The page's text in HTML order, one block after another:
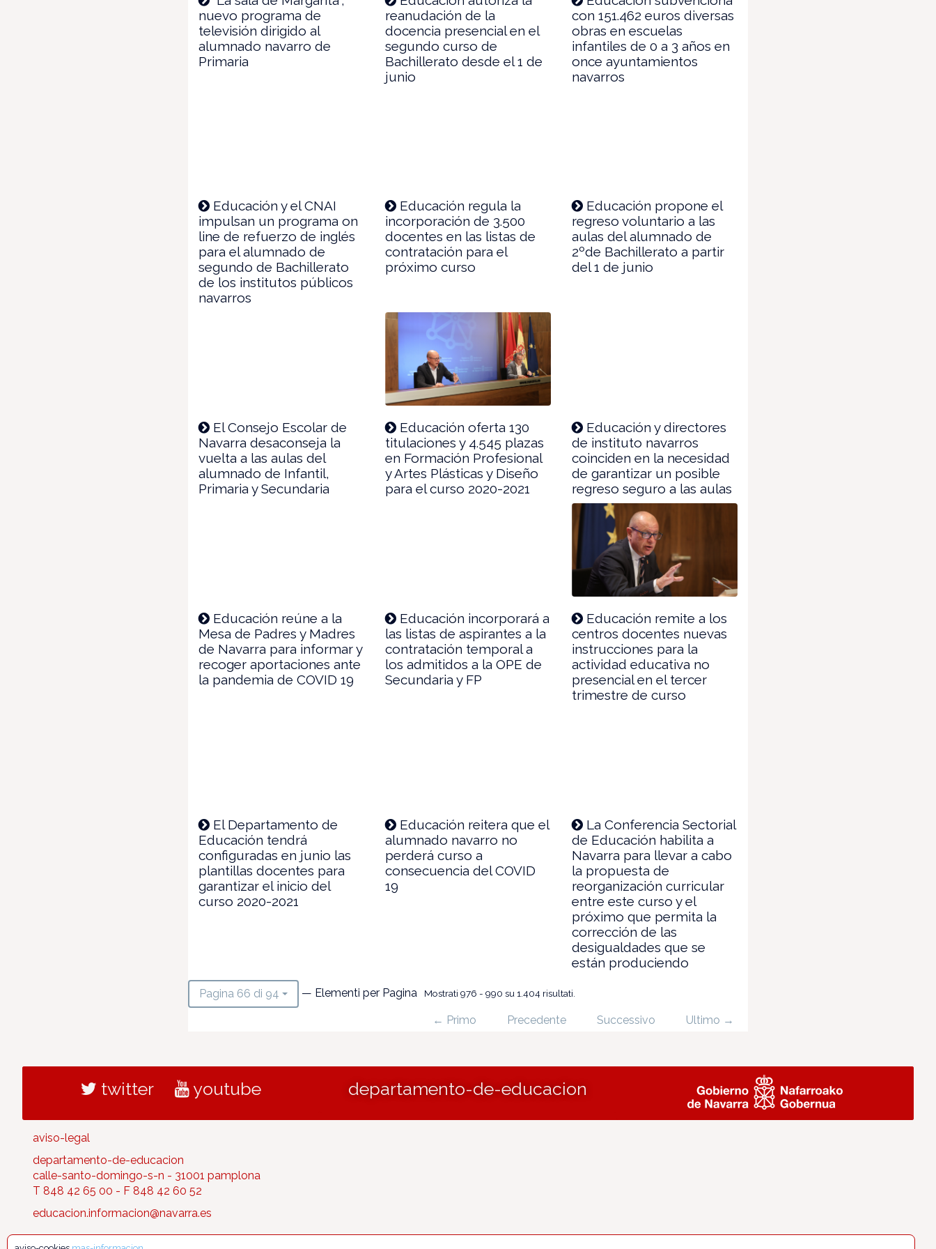
nuevo programa de
televisión dirigido al
alumnado navarro de
Primaria
reanudación de la
docencia presencial en el
segundo curso de
Bachillerato desde el 1 de
junio
con 151.462 euros diversas
obras en escuelas
infantiles de 0 a 3 años en
once ayuntamientos
navarros
Educación y el CNAI
impulsan un programa on
line de refuerzo de inglés
para el alumnado de
segundo de Bachillerato
de los institutos públicos
navarros
Educación regula la
incorporación de 3.500
docentes en las listas de
contratación para el
próximo curso
Educación propone el
regreso voluntario a las
aulas del alumnado de
2ºde Bachillerato a partir
del 1 de junio
El Consejo Escolar de
Navarra desaconseja la
vuelta a las aulas del
alumnado de Infantil,
Primaria y Secundaria
Educación oferta 130
titulaciones y 4.545 plazas
en Formación Profesional
y Artes Plásticas y Diseño
para el curso 2020-2021
Educación y directores
de instituto navarros
coinciden en la necesidad
de garantizar un posible
regreso seguro a las aulas
Educación reúne a la
Mesa de Padres y Madres
de Navarra para informar y
recoger aportaciones ante
la pandemia de COVID 19
Educación incorporará a
las listas de aspirantes a la
contratación temporal a
los admitidos a la OPE de
Secundaria y FP
Educación remite a los
centros docentes nuevas
instrucciones para la
actividad educativa no
presencial en el tercer
trimestre de curso
El Departamento de
Educación tendrá
configuradas en junio las
plantillas docentes para
garantizar el inicio del
curso 2020-2021
Educación reitera que el
alumnado navarro no
perderá curso a
consecuencia del COVID
19
La Conferencia Sectorial
de Educación habilita a
Navarra para llevar a cabo
la propuesta de
reorganización curricular
entre este curso y el
próximo que permita la
corrección de las
desigualdades que se
están produciendo
Pagina 66 di 94 — Elementi per Pagina Mostrati 976 - 990 su 1.404 risultati.
← Primo Precedente Successivo Ultimo →
twitter youtube departamento-de-educacion
aviso-legal
departamento-de-educacion
calle-santo-domingo-s-n - 31001 pamplona
T 848 42 65 00 - F 848 42 60 52
educacion.informacion@navarra.es